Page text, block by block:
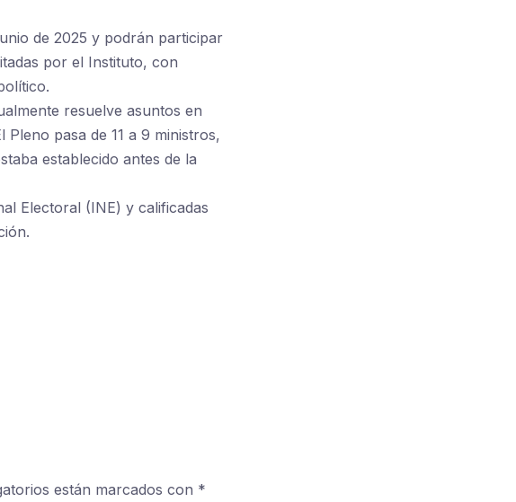
de 2025 y podrán participar
por el Instituto, con
resuelve asuntos en
pasa de 11 a 9 ministros,
establecido antes de la
Electoral (INE) y calificadas
están marcados con *